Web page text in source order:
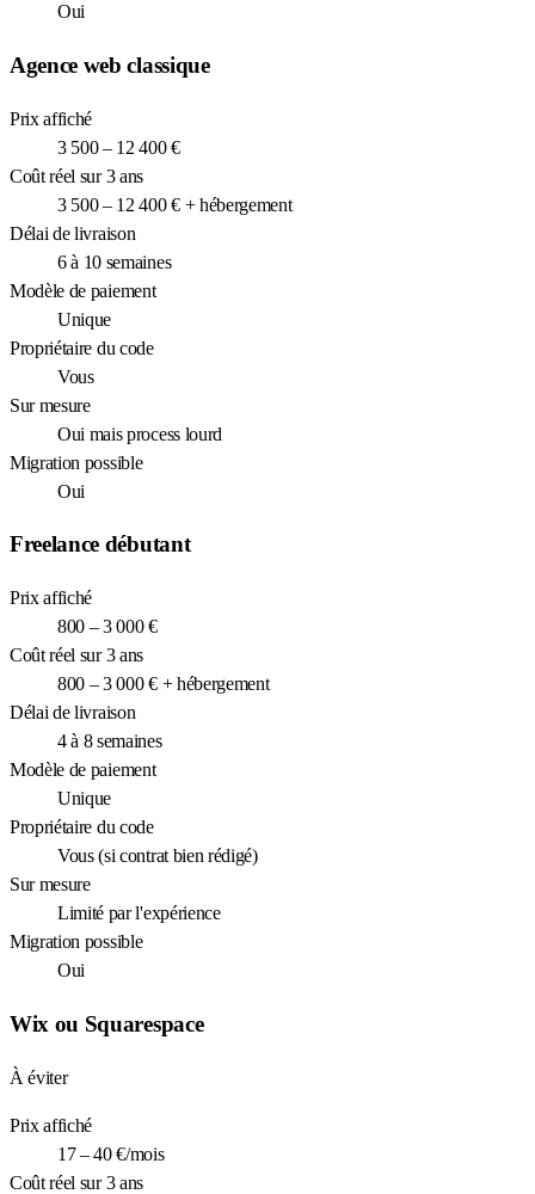
Oui
Agence web classique
Prix affiché
3 500 – 12 400 €
Coût réel sur 3 ans
3 500 – 12 400 € + hébergement
Délai de livraison
6 à 10 semaines
Modèle de paiement
Unique
Propriétaire du code
Vous
Sur mesure
Oui mais process lourd
Migration possible
Oui
Freelance débutant
Prix affiché
800 – 3 000 €
Coût réel sur 3 ans
800 – 3 000 € + hébergement
Délai de livraison
4 à 8 semaines
Modèle de paiement
Unique
Propriétaire du code
Vous (si contrat bien rédigé)
Sur mesure
Limité par l'expérience
Migration possible
Oui
Wix ou Squarespace
À éviter
Prix affiché
17 – 40 €/mois
Coût réel sur 3 ans